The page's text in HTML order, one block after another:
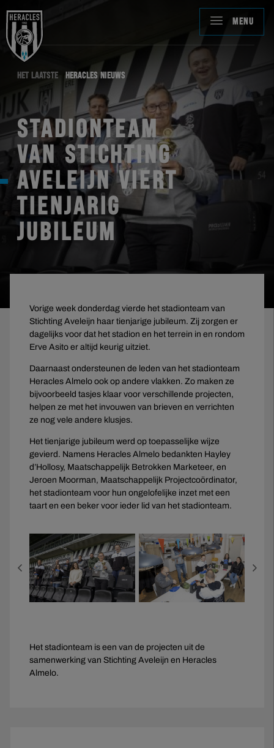
MENU
HET LAATSTE HERACLES NIEUWS
STADIONTEAM
VAN STICHTING
AVELEIJN VIERT
TIENJARIG
JUBILEUM
Vorige week donderdag vierde het stadionteam van
Stichting Aveleijn haar tienjarige jubileum. Zij zorgen er
dagelijks voor dat het stadion en het terrein in en rondom
Erve Asito er altijd keurig uitziet.
Daarnaast ondersteunen de leden van het stadionteam
Heracles Almelo ook op andere vlakken. Zo maken ze
bijvoorbeeld tasjes klaar voor verschillende projecten,
helpen ze met het invouwen van brieven en verrichten
ze nog vele andere klusjes.
Het tienjarige jubileum werd op toepasselijke wijze
gevierd. Namens Heracles Almelo bedankten Hayley
d’Hollosy, Maatschappelijk Betrokken Marketeer, en
Jeroen Moorman, Maatschappelijk Projectcoördinator,
het stadionteam voor hun ongelofelijke inzet met een
taart en een beker voor ieder lid van het stadionteam.
Het stadionteam is een van de projecten uit de
samenwerking van Stichting Aveleijn en Heracles
Almelo.